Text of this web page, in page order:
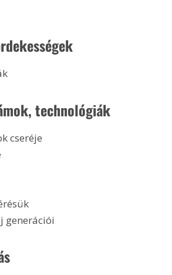
technológiák
cseréje
generációi